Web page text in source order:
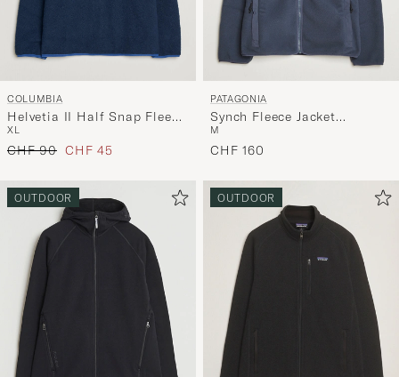
COLUMBIA
Helvetia II Half Snap Fleece
Navy
XL
Regulärer Preis
CHF 90 Reduzierter Preis
CHF 45
PATAGONIA
Synch Fleece Jacket
Smolder Blue
M
CHF 160
OUTDOOR OUTDOOR